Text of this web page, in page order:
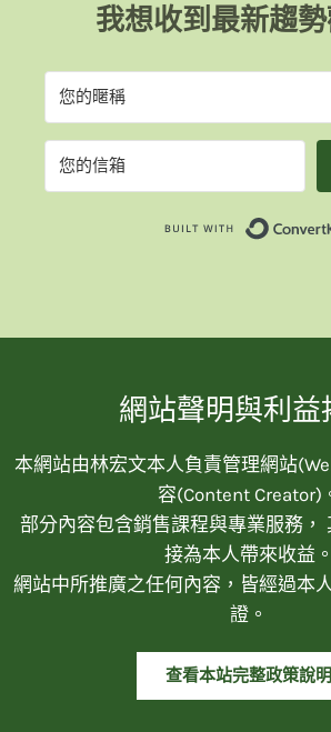
我想收到最新趨勢
網站聲明與利益
本網站由林宏文本人負責管理網站
容(Content Creator)
部分內容包含銷售課程與專業服務，
接為本人帶來收益。
網站中所推廣之任何內容，皆經過本
證。
查看本站完整政策說明